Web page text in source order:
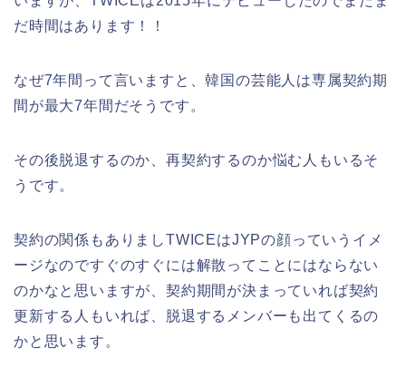
だ時間はあります！！
なぜ7年間って言いますと、韓国の芸能人は専属契約期
間が最大7年間だそうです。
その後脱退するのか、再契約するのか悩む人もいるそ
うです。
契約の関係もありましTWICEはJYPの顔っていうイメ
ージなのですぐのすぐには解散ってことにはならない
のかなと思いますが、契約期間が決まっていれば契約
更新する人もいれば、脱退するメンバーも出てくるの
かと思います。